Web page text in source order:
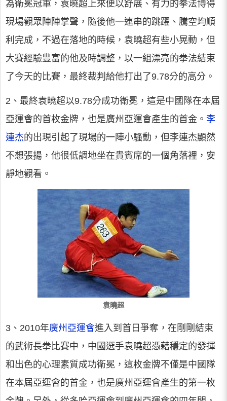
為衛冕冠軍，袁曉超上來便以舒展、有力的拳法博得
現場觀眾陣陣掌聲，隨後他一連串的跳躍、騰空均順
利完成，不過在落地的時候，袁曉超有些小晃動，但
大賽經驗豐富的他及時調整，以一組漂亮的拳法結束
了今天的比賽，最終裁判給他打出了9.78分的高分。
2、最終袁曉超以9.78分成功衛冕，這是中國隊在本屆
亞運會的首枚金牌，也是廣州亞運會產生的首金。 李
連杰的出現引起了現場的一陣小騷動，但李連杰顯然
不想張揚，他很低調地坐在貴賓席的一個角落裡，安
靜地觀看。
袁曉超
3、2010年廣州亞運會進入到首日爭奪，在剛剛結束
的武術長拳比賽中，中國選手袁曉超憑藉穩定的發揮
和出色的心理素質成功衛冕，這枚金牌不僅是中國隊
在本屆亞運會的首金，也是廣州亞運會產生的第一枚